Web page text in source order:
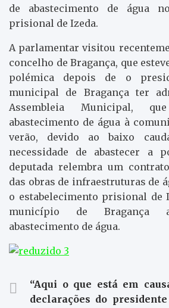
de abastecimento de água
prisional de Izeda.
A parlamentar visitou
concelho de Bragança, que
polémica depois de o
municipal de Bragança ter
Assembleia Municipal,
abastecimento de água à
verão, devido ao baixo
necessidade de abastecer a
deputada relembra um
das obras de infraestruturas de
o estabelecimento prisional de
município de Bragança
abastecimento de água.
“Aqui o que está em
declarações do